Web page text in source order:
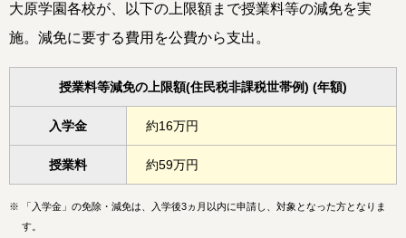
大原学園各校が、以下の上限額まで授業料等の減免を実
施。減免に要する費用を公費から支出。
授業料等減免の上限額(住民税非課税世帯例) (年額)
入学金 約16万円
授業料 約59万円
※
「入学金」の免除・減免は、入学後3ヵ月以内に申請し、対象となった方となりま
す。